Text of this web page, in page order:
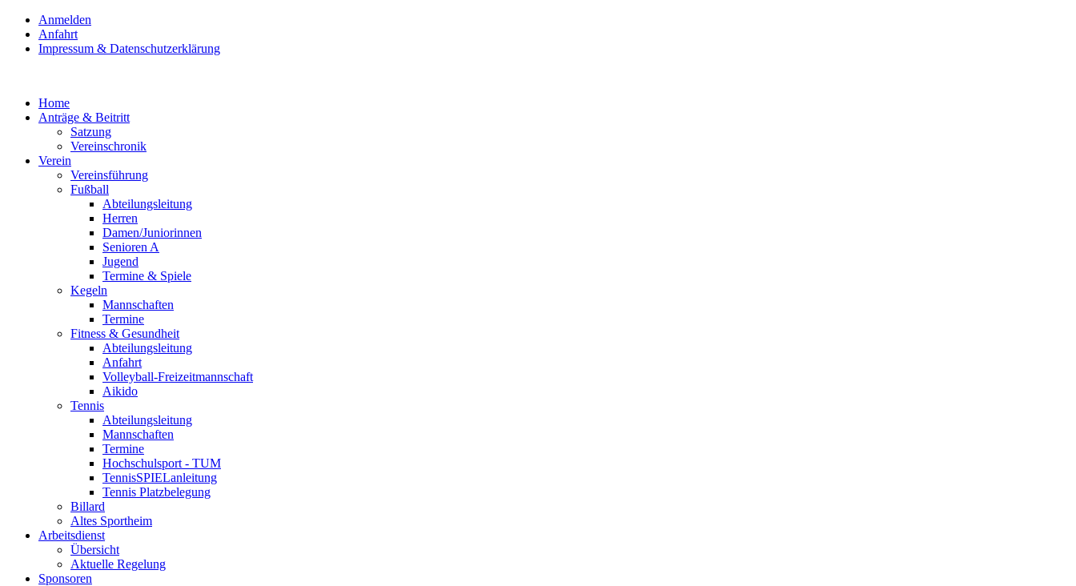
Anmelden
Anfahrt
Impressum & Datenschutzerklärung
Home
Anträge & Beitritt
Satzung
Vereinschronik
Verein
Vereinsführung
Fußball
Abteilungsleitung
Herren
Damen/Juniorinnen
Senioren A
Jugend
Termine & Spiele
Kegeln
Mannschaften
Termine
Fitness & Gesundheit
Abteilungsleitung
Anfahrt
Volleyball-Freizeitmannschaft
Aikido
Tennis
Abteilungsleitung
Mannschaften
Termine
Hochschulsport - TUM
TennisSPIELanleitung
Tennis Platzbelegung
Billard
Altes Sportheim
Arbeitsdienst
Übersicht
Aktuelle Regelung
Sponsoren